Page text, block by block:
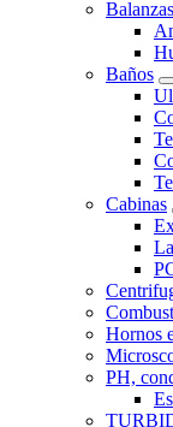
Balanzas
Baños
Cabinas
Hornos
PH,